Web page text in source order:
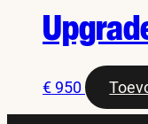
€950